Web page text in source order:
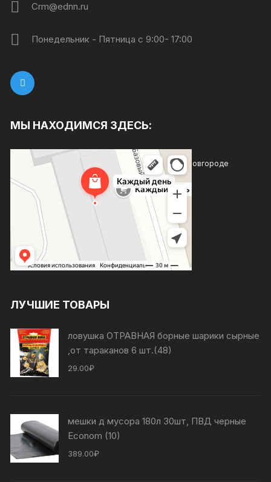
Crm@ednn.ru
Понедельник - Пятница с 9:00- 17:00
МЫ НАХОДИМСЯ ЗДЕСЬ:
Каждый день
Магазин хозтоваров и бытовой химии в Нижнем Новгороде
Товары для дома в Нижнем Новгороде
ЛУЧШИЕ ТОВАРЫ
ловушка ОТРАВНАЯ борные шарики сырные
,от тараканов 6 шт.(48)
29.00₽
мешки д мусора 180л 30шт, ПВД черные
Econom (10)
389.00₽